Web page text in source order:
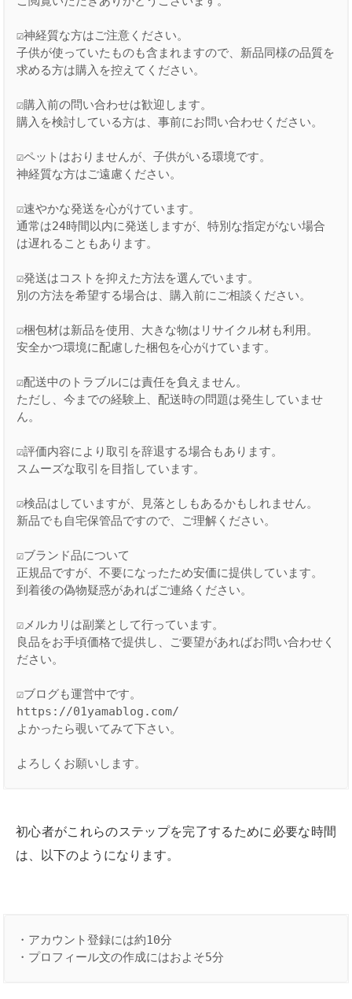
☑神経質な方はご注意ください。
子供が使っていたものも含まれますので、新品同様の品質を
求める方は購入を控えてください。
☑購入前の問い合わせは歓迎します。
購入を検討している方は、事前にお問い合わせください。
☑ペットはおりませんが、子供がいる環境です。
神経質な方はご遠慮ください。
☑速やかな発送を心がけています。
通常は24時間以内に発送しますが、特別な指定がない場合
は遅れることもあります。
☑発送はコストを抑えた方法を選んでいます。
別の方法を希望する場合は、購入前にご相談ください。
☑梱包材は新品を使用、大きな物はリサイクル材も利用。
安全かつ環境に配慮した梱包を心がけています。
☑配送中のトラブルには責任を負えません。
ただし、今までの経験上、配送時の問題は発生していませ
ん。
☑評価内容により取引を辞退する場合もあります。
スムーズな取引を目指しています。
☑検品はしていますが、見落としもあるかもしれません。
新品でも自宅保管品ですので、ご理解ください。
☑ブランド品について
正規品ですが、不要になったため安価に提供しています。
到着後の偽物疑惑があればご連絡ください。
☑メルカリは副業として行っています。
良品をお手頃価格で提供し、ご要望があればお問い合わせく
ださい。
☑ブログも運営中です。
​​https://01yamablog.com/
よかったら覗いてみて下さい。
よろしくお願いします。
初心者がこれらのステップを完了するために必要な時間
は、以下のようになります。
・アカウント登録には約10分
・プロフィール文の作成にはおよそ5分